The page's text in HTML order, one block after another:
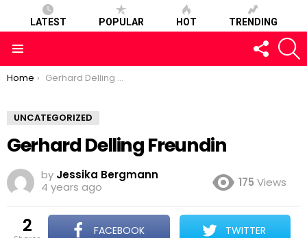
LATEST POPULAR HOT TRENDING
FOLLOW
US
You are here:
Home Gerhard Delling Freundin
UNCATEGORIZED
Gerhard Delling Freundin
by Jessika Bergmann
4 years ago
175 Views
2 FACEBOOK TWITTER